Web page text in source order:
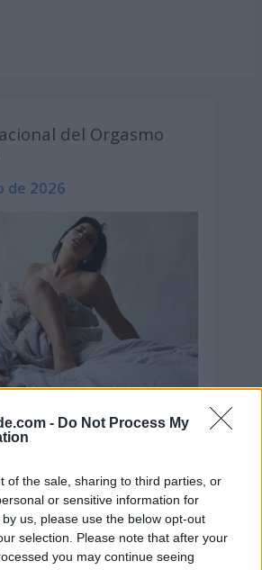
- Do Not Process My
of the sale, sharing to third parties, or
or sensitive information for
us, please use the below opt-out
selection. Please note that after your
you may continue seeing
del Orgasmo
de 2026
Miálgica
de Fatiga